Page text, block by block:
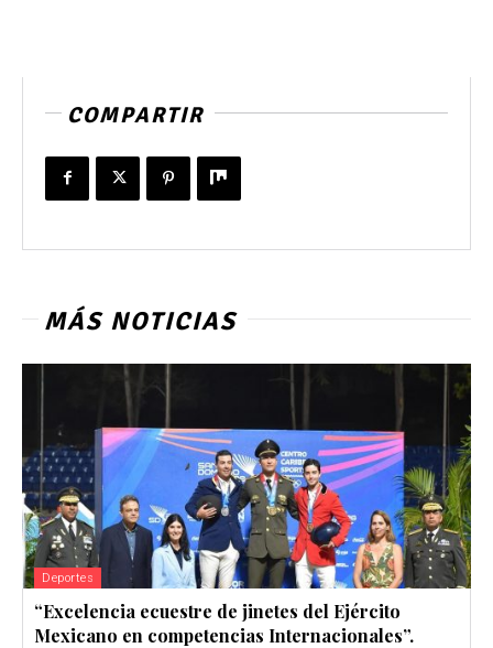
COMPARTIR
MÁS NOTICIAS
Deportes
“Excelencia ecuestre de jinetes del Ejército
Mexicano en competencias Internacionales”.